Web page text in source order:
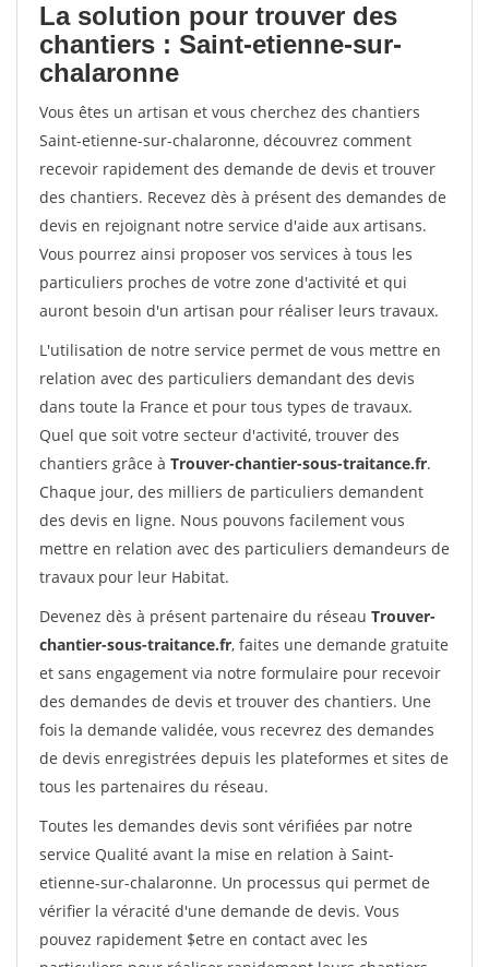
La solution pour trouver des
chantiers : Saint-etienne-sur-
chalaronne
Vous êtes un artisan et vous cherchez des chantiers
Saint-etienne-sur-chalaronne, découvrez comment
recevoir rapidement des demande de devis et trouver
des chantiers. Recevez dès à présent des demandes de
devis en rejoignant notre service d'aide aux artisans.
Vous pourrez ainsi proposer vos services à tous les
particuliers proches de votre zone d'activité et qui
auront besoin d'un artisan pour réaliser leurs travaux.
L'utilisation de notre service permet de vous mettre en
relation avec des particuliers demandant des devis
dans toute la France et pour tous types de travaux.
Quel que soit votre secteur d'activité, trouver des
chantiers grâce à Trouver-chantier-sous-traitance.fr.
Chaque jour, des milliers de particuliers demandent
des devis en ligne. Nous pouvons facilement vous
mettre en relation avec des particuliers demandeurs de
travaux pour leur Habitat.
Devenez dès à présent partenaire du réseau Trouver-
chantier-sous-traitance.fr, faites une demande gratuite
et sans engagement via notre formulaire pour recevoir
des demandes de devis et trouver des chantiers. Une
fois la demande validée, vous recevrez des demandes
de devis enregistrées depuis les plateformes et sites de
tous les partenaires du réseau.
Toutes les demandes devis sont vérifiées par notre
service Qualité avant la mise en relation à Saint-
etienne-sur-chalaronne. Un processus qui permet de
vérifier la véracité d'une demande de devis. Vous
pouvez rapidement $etre en contact avec les